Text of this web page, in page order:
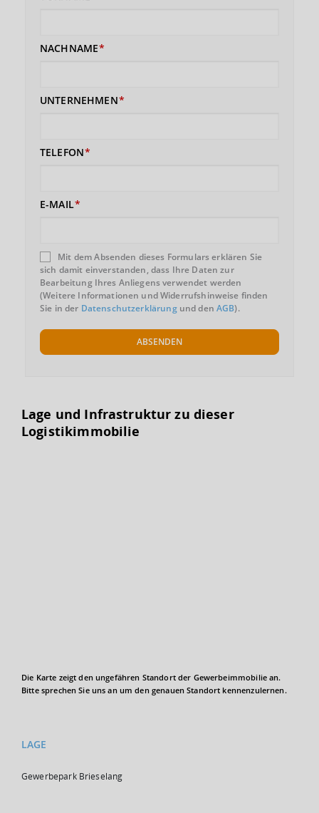
NACHNAME
UNTERNEHMEN
TELEFON
E-MAIL
Mit dem Absenden dieses Formulars erklären Sie
sich damit einverstanden, dass Ihre Daten zur
Bearbeitung Ihres Anliegens verwendet werden
(Weitere Informationen und Widerrufshinweise finden
Sie in der Datenschutzerklärungund denAGB).
ABSENDEN
Lage und Infrastruktur zu dieser
Logistikimmobilie
Die Karte zeigt den ungefähren Standort der Gewerbeimmobilie an.
Bitte sprechen Sie uns an um den genauen Standort kennenzulernen.
LAGE
Gewerbepark Brieselang